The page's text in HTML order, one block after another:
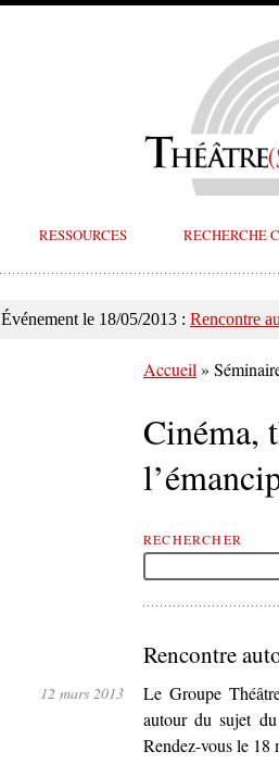
RESSOURCES RECHERCHE
Événement le 18/05/2013 : Rencontre
Accueil »
Cinéma,
RECHERCHER
Rencontre
12 mars 2013
Le Groupe
autour du sujet
Rendez-vous le 18